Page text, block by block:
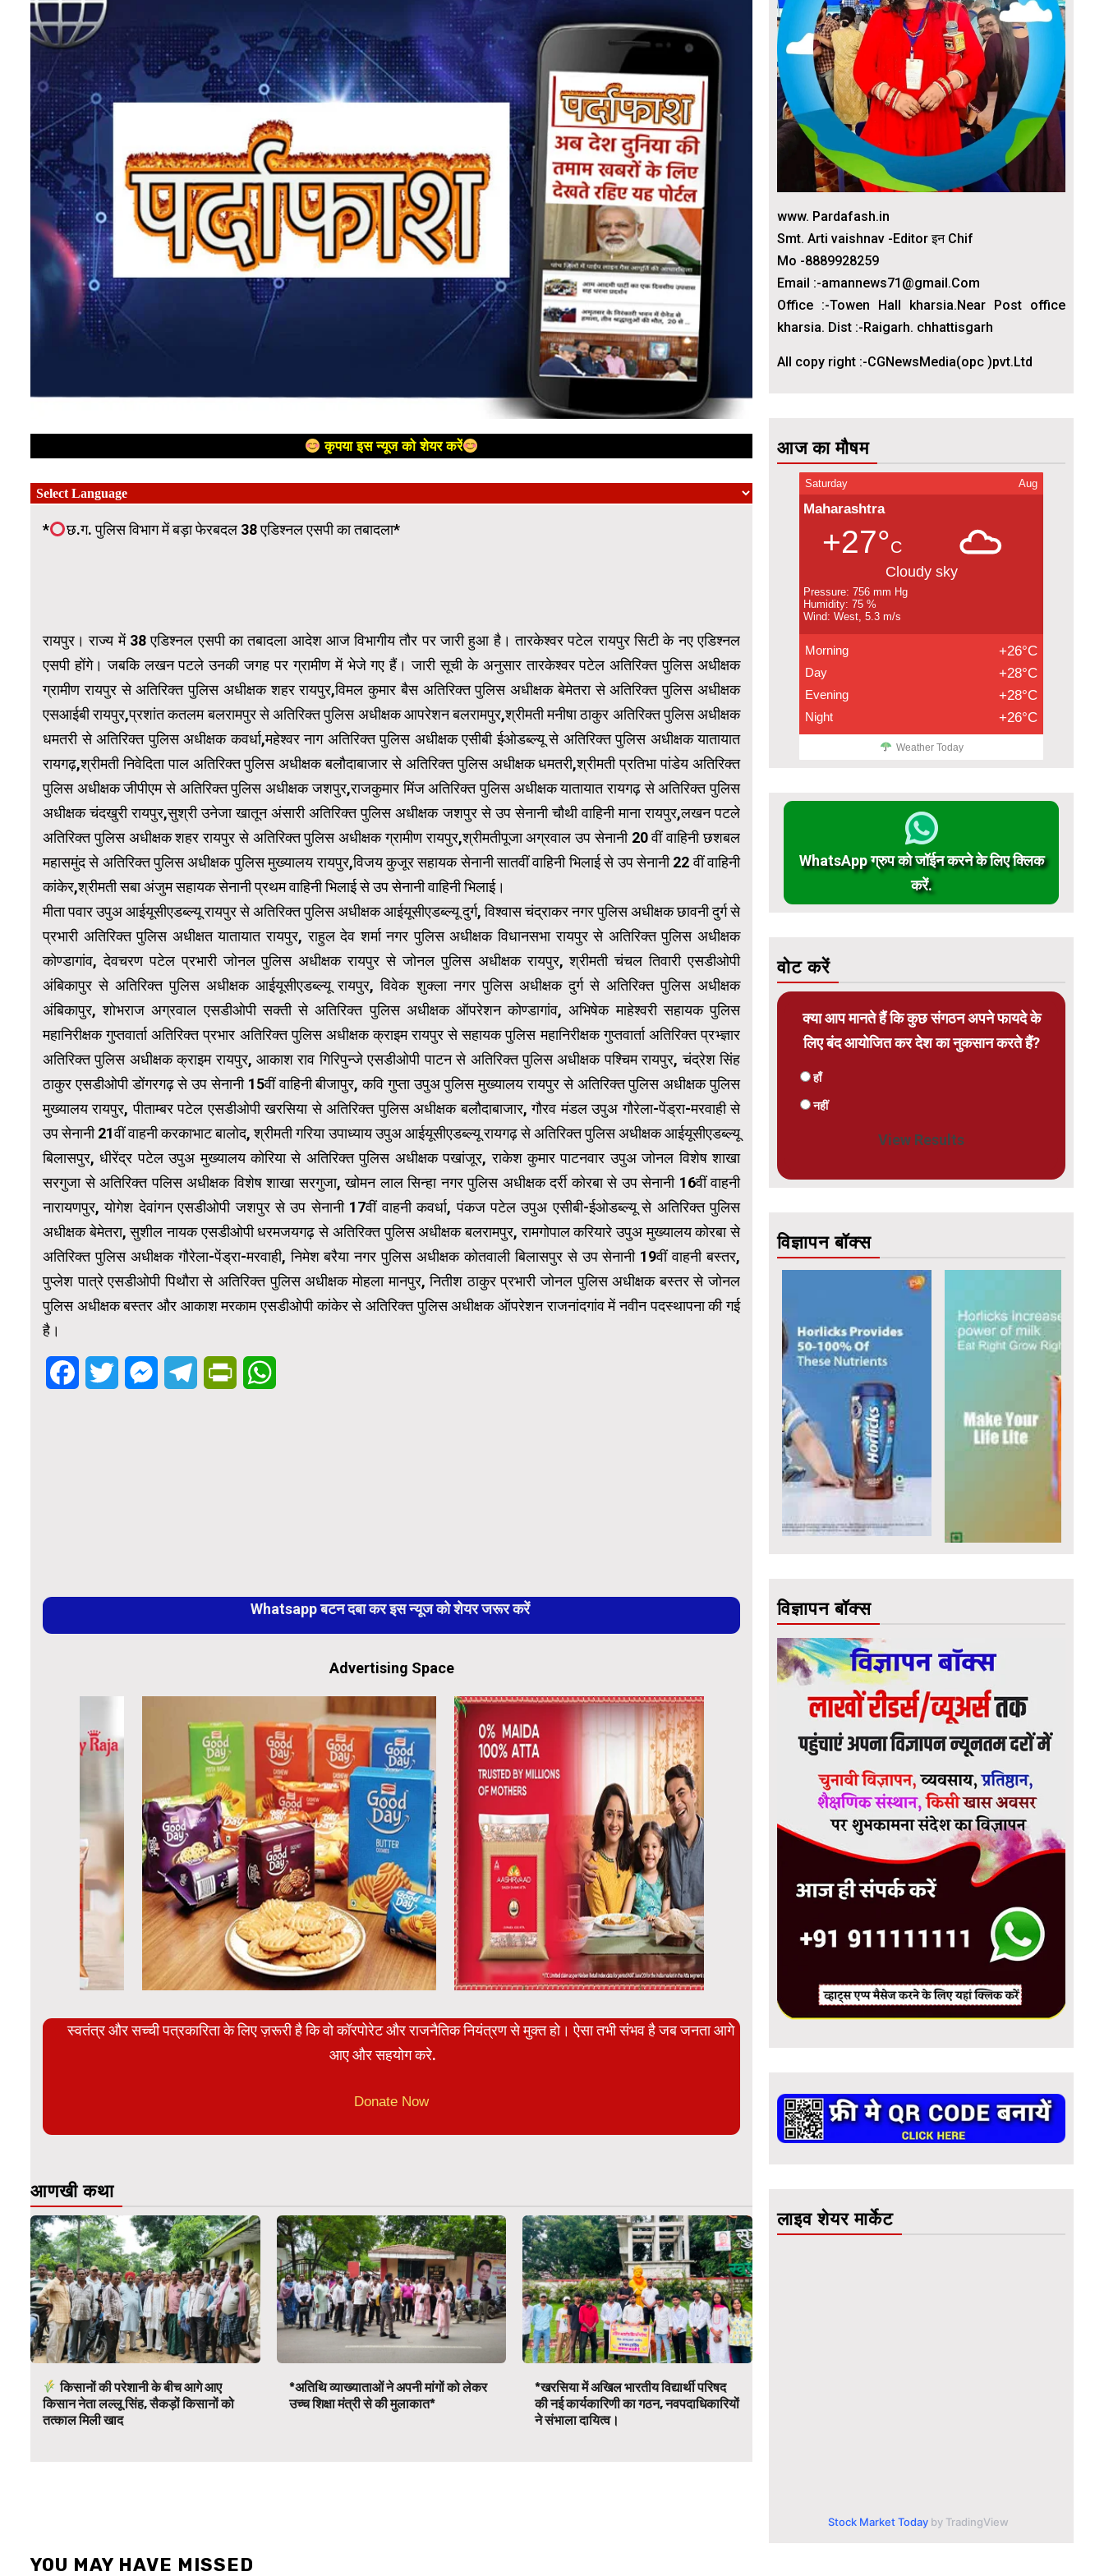
कृपया इस न्यूज को शेयर करें
* छ.ग. पुलिस विभाग में बड़ा फेरबदल 38 एडिश्नल एसपी का तबादला*
रायपुर। राज्य में 38 एडिश्नल एसपी का तबादला आदेश आज विभागीय तौर पर जारी हुआ है। तारकेश्वर पटेल रायपुर सिटी के नए एडिश्नल
एसपी होंगे। जबकि लखन पटले उनकी जगह पर ग्रामीण में भेजे गए हैं। जारी सूची के अनुसार तारकेश्वर पटेल अतिरिक्त पुलिस अधीक्षक
ग्रामीण रायपुर से अतिरिक्त पुलिस अधीक्षक शहर रायपुर,विमल कुमार बैस अतिरिक्त पुलिस अधीक्षक बेमेतरा से अतिरिक्त पुलिस अधीक्षक
एसआईबी रायपुर,प्रशांत कतलम बलरामपुर से अतिरिक्त पुलिस अधीक्षक आपरेशन बलरामपुर,श्रीमती मनीषा ठाकुर अतिरिक्त पुलिस अधीक्षक
धमतरी से अतिरिक्त पुलिस अधीक्षक कवर्धा,महेश्वर नाग अतिरिक्त पुलिस अधीक्षक एसीबी ईओडब्ल्यू से अतिरिक्त पुलिस अधीक्षक यातायात
रायगढ़,श्रीमती निवेदिता पाल अतिरिक्त पुलिस अधीक्षक बलौदाबाजार से अतिरिक्त पुलिस अधीक्षक धमतरी,श्रीमती प्रतिभा पांडेय अतिरिक्त
पुलिस अधीक्षक जीपीएम से अतिरिक्त पुलिस अधीक्षक जशपुर,राजकुमार मिंज अतिरिक्त पुलिस अधीक्षक यातायात रायगढ़ से अतिरिक्त पुलिस
अधीक्षक चंदखुरी रायपुर,सुश्री उनेजा खातून अंसारी अतिरिक्त पुलिस अधीक्षक जशपुर से उप सेनानी चौथी वाहिनी माना रायपुर,लखन पटले
अतिरिक्त पुलिस अधीक्षक शहर रायपुर से अतिरिक्त पुलिस अधीक्षक ग्रामीण रायपुर,श्रीमतीपूजा अग्रवाल उप सेनानी 20 वीं वाहिनी छशबल
महासमुंद से अतिरिक्त पुलिस अधीक्षक पुलिस मुख्यालय रायपुर,विजय कुजूर सहायक सेनानी सातवीं वाहिनी भिलाई से उप सेनानी 22 वीं वाहिनी
कांकेर,श्रीमती सबा अंजुम सहायक सेनानी प्रथम वाहिनी भिलाई से उप सेनानी वाहिनी भिलाई।
मीता पवार उपुअ आईयूसीएडब्ल्यू रायपुर से अतिरिक्त पुलिस अधीक्षक आईयूसीएडब्ल्यू दुर्ग, विश्वास चंद्राकर नगर पुलिस अधीक्षक छावनी दुर्ग से
प्रभारी अतिरिक्त पुलिस अधीक्षत यातायात रायपुर, राहुल देव शर्मा नगर पुलिस अधीक्षक विधानसभा रायपुर से अतिरिक्त पुलिस अधीक्षक
कोण्डागांव, देवचरण पटेल प्रभारी जोनल पुलिस अधीक्षक रायपुर से जोनल पुलिस अधीक्षक रायपुर, श्रीमती चंचल तिवारी एसडीओपी
अंबिकापुर से अतिरिक्त पुलिस अधीक्षक आईयूसीएडब्ल्यू रायपुर, विवेक शुक्ला नगर पुलिस अधीक्षक दुर्ग से अतिरिक्त पुलिस अधीक्षक
अंबिकापुर, शोभराज अग्रवाल एसडीओपी सक्ती से अतिरिक्त पुलिस अधीक्षक ऑपरेशन कोण्डागांव, अभिषेक माहेश्वरी सहायक पुलिस
महानिरीक्षक गुप्तवार्ता अतिरिक्त प्रभार अतिरिक्त पुलिस अधीक्षक क्राइम रायपुर से सहायक पुलिस महानिरीक्षक गुप्तवार्ता अतिरिक्त प्रभ्ज्ञार
अतिरिक्त पुलिस अधीक्षक क्राइम रायपुर, आकाश राव गिरिपुन्जे एसडीओपी पाटन से अतिरिक्त पुलिस अधीक्षक पश्चिम रायपुर, चंद्रेश सिंह
ठाकुर एसडीओपी डोंगरगढ़ से उप सेनानी 15वीं वाहिनी बीजापुर, कवि गुप्ता उपुअ पुलिस मुख्यालय रायपुर से अतिरिक्त पुलिस अधीक्षक पुलिस
मुख्यालय रायपुर, पीताम्बर पटेल एसडीओपी खरसिया से अतिरिक्त पुलिस अधीक्षक बलौदाबाजार, गौरव मंडल उपुअ गौरेला-पेंड्रा-मरवाही से
उप सेनानी 21वीं वाहनी करकाभाट बालोद, श्रीमती गरिया उपाध्याय उपुअ आईयूसीएडब्ल्यू रायगढ़ से अतिरिक्त पुलिस अधीक्षक आईयूसीएडब्ल्यू
बिलासपुर, धीरेंद्र पटेल उपुअ मुख्यालय कोरिया से अतिरिक्त पुलिस अधीक्षक पखांजूर, राकेश कुमार पाटनवार उपुअ जोनल विशेष शाखा
सरगुजा से अतिरिक्त पलिस अधीक्षक विशेष शाखा सरगुजा, खोमन लाल सिन्हा नगर पुलिस अधीक्षक दर्री कोरबा से उप सेनानी 16वीं वाहनी
नारायणपुर, योगेश देवांगन एसडीओपी जशपुर से उप सेनानी 17वीं वाहनी कवर्धा, पंकज पटेल उपुअ एसीबी-ईओडब्ल्यू से अतिरिक्त पुलिस
अधीक्षक बेमेतरा, सुशील नायक एसडीओपी धरमजयगढ़ से अतिरिक्त पुलिस अधीक्षक बलरामपुर, रामगोपाल करियारे उपुअ मुख्यालय कोरबा से
अतिरिक्त पुलिस अधीक्षक गौरेला-पेंड्रा-मरवाही, निमेश बरैया नगर पुलिस अधीक्षक कोतवाली बिलासपुर से उप सेनानी 19वीं वाहनी बस्तर,
पुप्लेश पात्रे एसडीओपी पिथौरा से अतिरिक्त पुलिस अधीक्षक मोहला मानपुर, नितीश ठाकुर प्रभारी जोनल पुलिस अधीक्षक बस्तर से जोनल
पुलिस अधीक्षक बस्तर और आकाश मरकाम एसडीओपी कांकेर से अतिरिक्त पुलिस अधीक्षक ऑपरेशन राजनांदगांव में नवीन पदस्थापना की गई
है।
FacebookTwitter MessengerTelegramPrintFriendly
Whatsapp बटन दबा कर इस न्यूज को शेयर जरूर करें
Advertising Space
स्वतंत्र और सच्ची पत्रकारिता के लिए ज़रूरी है कि वो कॉरपोरेट और राजनैतिक नियंत्रण से मुक्त हो। ऐसा तभी संभव है जब जनता आगे
आए और सहयोग करे.
Donate Now
आणखी कथा
किसानों की परेशानी के बीच आगे आए
किसान नेता लल्लू सिंह, सैकड़ों किसानों को
तत्काल मिली खाद
*अतिथि व्याख्याताओं ने अपनी मांगों को लेकर
उच्च शिक्षा मंत्री से की मुलाकात*
*खरसिया में अखिल भारतीय विद्यार्थी परिषद
की नई कार्यकारिणी का गठन, नवपदाधिकारियों
ने संभाला दायित्व।
www. Pardafash.in
Smt. Arti vaishnav -Editor इन Chif
Mo -8889928259
Email :-amannews71@gmail.Com
Office :-Towen Hall kharsia.Near Post office
kharsia. Dist :-Raigarh. chhattisgarh
All copy right :-CGNewsMedia(opc )pvt.Ltd
आज का मौषम
Saturday Aug
Maharashtra
+27°C
Cloudy sky
Pressure: 756 mm Hg
Humidity: 75 %
Wind: West, 5.3 m/s
Morning +26°C
Day +28°C
Evening +28°C
Night +26°C
Weather Today
WhatsApp ग्रुप को जॉईन करने के लिए क्लिक
करें.
वोट करें
क्या आप मानते हैं कि कुछ संगठन अपने फायदे के
लिए बंद आयोजित कर देश का नुकसान करते हैं?
हाँ
नहीं
View Results
विज्ञापन बॉक्स
विज्ञापन बॉक्स
लाइव शेयर मार्केट
Stock Market Today by TradingView
YOU MAY HAVE MISSED